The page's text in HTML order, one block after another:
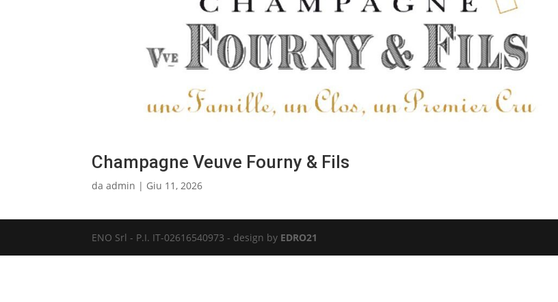
Champagne Veuve Fourny & Fils
daadmin | Giu 11, 2026
ENO Srl - P.I. IT-02616540973 - design by EDRO21